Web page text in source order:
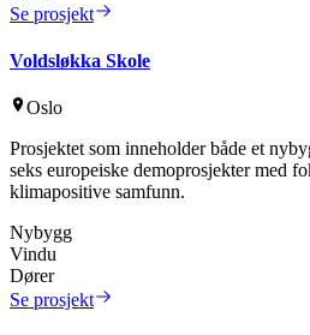
Se prosjekt
Voldsløkka Skole
Oslo
Prosjektet som inneholder både et
seks europeiske demoprosjekter med
klimapositive samfunn.
Nybygg
Vindu
Dører
Se prosjekt